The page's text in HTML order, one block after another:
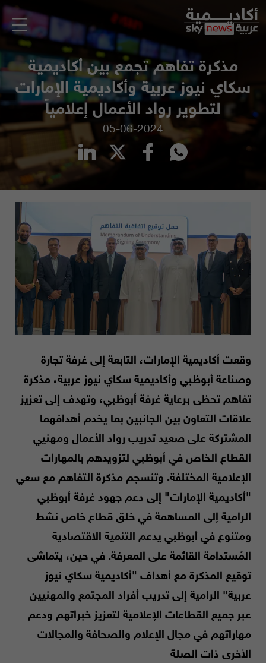
مذكرة تفاهم تجمع بين أكاديمية
سكاي نيوز عربية وأكاديمية الإمارات
لتطوير رواد الأعمال إعلامياً
05-06-2024
وقعت أكاديمية الإمارات، التابعة إلى غرفة تجارة
وصناعة أبوظبي وأكاديمية سكاي نيوز عربية، مذكرة
تفاهم تحظى برعاية غرفة أبوظبي، وتهدف إلى تعزيز
علاقات التعاون بين الجانبين بما يخدم أهدافهما
المشتركة على صعيد تدريب رواد الأعمال ومهنيي
القطاع الخاص في أبوظبي لتزويدهم بالمهارات
الإعلامية المختلفة. وتنسجم مذكرة التفاهم مع سعي
"أكاديمية الإمارات" إلى دعم جهود غرفة أبوظبي
الرامية إلى المساهمة في خلق قطاع خاص نشط
ومتنوع في أبوظبي يدعم التنمية الاقتصادية
المُستدامة القائمة على المعرفة. في حين، يتماشى
توقيع المذكرة مع أهداف "أكاديمية سكاي نيوز
عربية" الرامية إلى تدريب أفراد المجتمع والمهنيين
عبر جميع القطاعات الإعلامية لتعزيز خبراتهم ودعم
مهاراتهم في مجال الإعلام والصحافة والمجالات
الأخرى ذات الصلة